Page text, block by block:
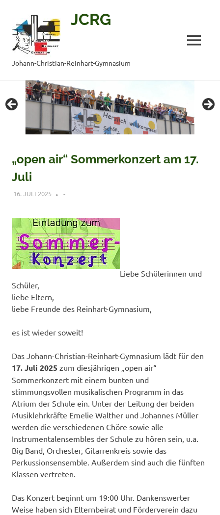
Inhalt
springen
JCRG
Johann-Christian-Reinhart-Gymnasium
MENÜ
„open air“ Sommerkonzert am 17.
Juli
16. JULI 2025 VERONIQUE RUDLOF
-
Liebe Schülerinnen und
Schüler,
liebe Eltern,
liebe Freunde des Reinhart-Gymnasium,
es ist wieder soweit!
Das Johann-Christian-Reinhart-Gymnasium lädt für den
17. Juli 2025 zum diesjährigen „open air“
Sommerkonzert mit einem bunten und
stimmungsvollen musikalischen Programm in das
Atrium der Schule ein. Unter der Leitung der beiden
Musiklehrkräfte Emelie Walther und Johannes Müller
werden die verschiedenen Chöre sowie alle
Instrumentalensembles der Schule zu hören sein, u.a.
Big Band, Orchester, Gitarrenkreis sowie das
Perkussionsensemble. Außerdem sind auch die fünften
Klassen vertreten.
Das Konzert beginnt um 19:00 Uhr. Dankenswerter
Weise haben sich Elternbeirat und Förderverein dazu